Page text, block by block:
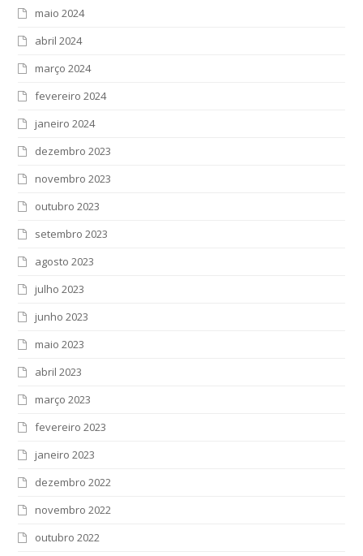
maio 2024
abril 2024
março 2024
fevereiro 2024
janeiro 2024
dezembro 2023
novembro 2023
outubro 2023
setembro 2023
agosto 2023
julho 2023
junho 2023
maio 2023
abril 2023
março 2023
fevereiro 2023
janeiro 2023
dezembro 2022
novembro 2022
outubro 2022